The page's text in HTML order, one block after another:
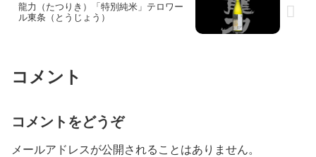
龍力（たつりき）「特別純米」テロワー
ル東条（とうじょう）
コメント
コメントをどうぞ
メールアドレスが公開されることはありません。